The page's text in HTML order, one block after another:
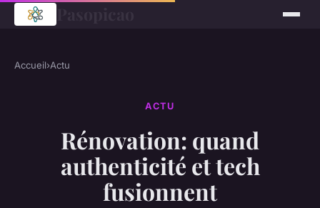
Accueil›Actu
ACTU
Rénovation: quand
authenticité et tech
fusionnent